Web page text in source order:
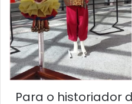
Para o historiador